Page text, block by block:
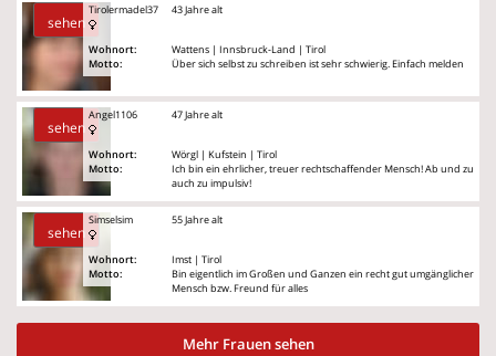
sehen
Tirolermadel37
Wohnort:
Motto:
43 Jahre alt
Wattens | Innsbruck-Land | Tirol
Über sich selbst zu schreiben ist sehr schwierig. Einfach melden
sehen
Angel1106
Wohnort:
Motto:
47 Jahre alt
Wörgl | Kufstein | Tirol
Ich bin ein ehrlicher, treuer rechtschaffender Mensch! Ab und zu
auch zu impulsiv!
sehen
Simselsim
Wohnort:
Motto:
55 Jahre alt
Imst | Tirol
Bin eigentlich im Großen und Ganzen ein recht gut umgänglicher
Mensch bzw. Freund für alles
Mehr Frauen sehen